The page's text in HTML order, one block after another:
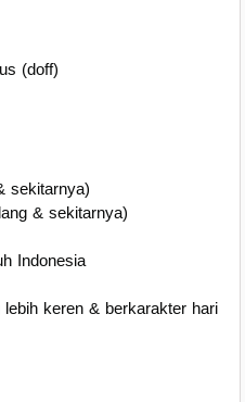
(doff)
sekitarnya)
& sekitarnya)
Indonesia
keren & berkarakter hari